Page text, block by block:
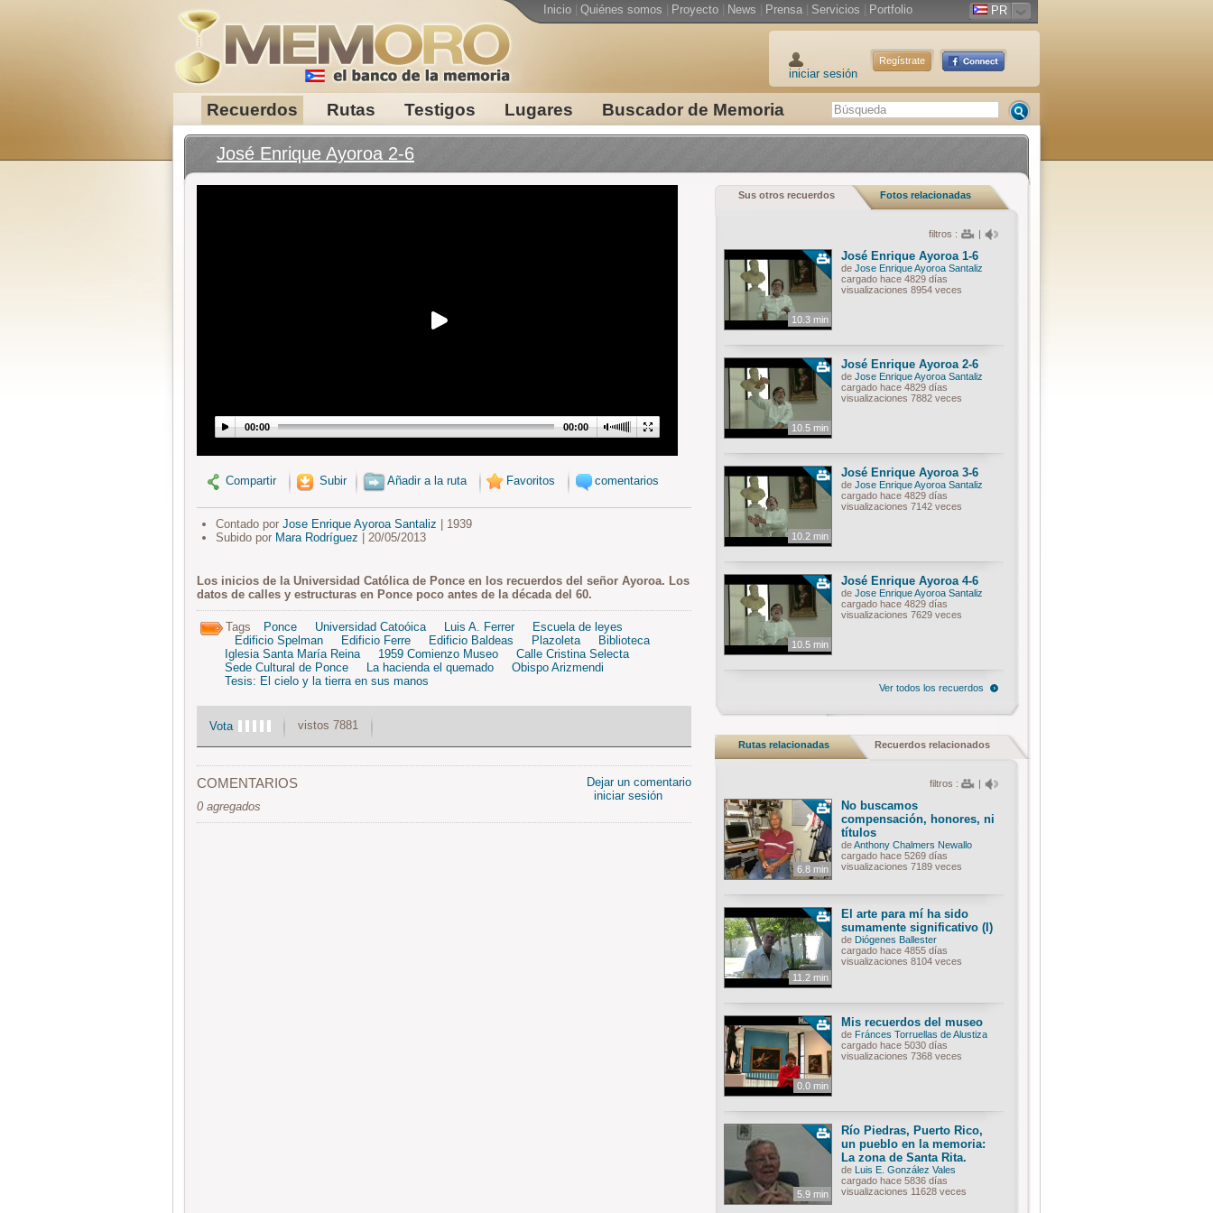
Recuerdos Rutas Testigos Lugares Buscador de Memoria
Inicio Quiénes somos Proyecto News Prensa Servicios Portfolio PR
iniciar sesión
Regístrate
José Enrique Ayoroa 2-6
00:00 00:00
Compartir Subir Añadir a la ruta Favoritos comentarios
Contado por Jose Enrique Ayoroa Santaliz | 1939
Subido por Mara Rodríguez | 20/05/2013
Los inicios de la Universidad Católica de Ponce en los recuerdos del señor Ayoroa. Los
datos de calles y estructuras en Ponce poco antes de la década del 60.
Tags Ponce Universidad Catoóica Luis A. Ferrer
Escuela de leyes
Edificio Spelman
Edificio Ferre Edificio Baldeas Plazoleta
Biblioteca
Iglesia Santa María Reina
1959 Comienzo Museo
Calle Cristina Selecta
Sede Cultural de Ponce
La hacienda el quemado
Obispo Arizmendi
Tesis: El cielo y la tierra en sus manos
Vota vistos 7881
COMENTARIOS
0 agregados
Dejar un comentario
iniciar sesión
Sus otros recuerdos Fotos relacionadas
filtros : |
10.3 min
José Enrique Ayoroa 1-6
de Jose Enrique Ayoroa Santaliz
cargado hace 4829 días
visualizaciones 8954 veces
10.5 min
José Enrique Ayoroa 2-6
de Jose Enrique Ayoroa Santaliz
cargado hace 4829 días
visualizaciones 7882 veces
10.2 min
José Enrique Ayoroa 3-6
de Jose Enrique Ayoroa Santaliz
cargado hace 4829 días
visualizaciones 7142 veces
10.5 min
José Enrique Ayoroa 4-6
de Jose Enrique Ayoroa Santaliz
cargado hace 4829 días
visualizaciones 7629 veces
Ver todos los recuerdos
Rutas relacionadas Recuerdos relacionados
filtros : |
6.8 min
No buscamos
compensación, honores, ni
títulos
deAnthony Chalmers Newallo
cargado hace 5269 días
visualizaciones 7189 veces
11.2 min
El arte para mí ha sido
sumamente significativo (I)
de Diógenes Ballester
cargado hace 4855 días
visualizaciones 8104 veces
0.0 min
Mis recuerdos del museo
de Fránces Torruellas de Alustiza
cargado hace 5030 días
visualizaciones 7368 veces
5.9 min
Río Piedras, Puerto Rico,
un pueblo en la memoria:
La zona de Santa Rita.
de Luis E. González Vales
cargado hace 5836 días
visualizaciones 11628 veces